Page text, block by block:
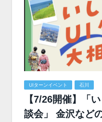
UIターンイベント 石川
【7/26開催】「
談会」 金沢など